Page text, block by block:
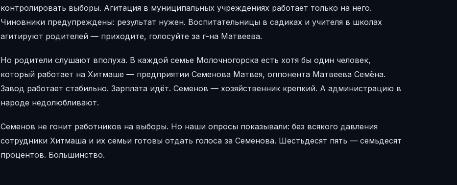
контролировать выборы. Агитация в муниципальных учреждениях работает только на него.
Чиновники предупреждены: результат нужен. Воспитательницы в садиках и учителя в школах
агитируют родителей — приходите, голосуйте за г-на Матвеева.
Но родители слушают вполуха. В каждой семье Молочногорска есть хотя бы один человек,
который работает на Хитмаше — предприятии Семенова Матвея, оппонента Матвеева Семёна.
Завод работает стабильно. Зарплата идёт. Семенов — хозяйственник крепкий. А администрацию в
народе недолюбливают.
Семенов не гонит работников на выборы. Но наши опросы показывали: без всякого давления
сотрудники Хитмаша и их семьи готовы отдать голоса за Семенова. Шестьдесят пять — семьдесят
процентов. Большинство.